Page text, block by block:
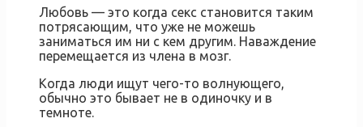
Любовь — это когда секс становится таким
потрясающим, что уже не можешь
заниматься им ни с кем другим. Наваждение
перемещается из члена в мозг.
Когда люди ищут чего-то волнующего,
обычно это бывает не в одиночку и в
темноте.